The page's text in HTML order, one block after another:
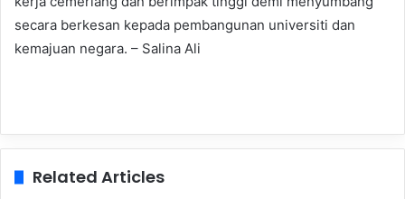
secara berkesan kepada pembangunan universiti dan
kemajuan negara. – Salina Ali
Related Articles